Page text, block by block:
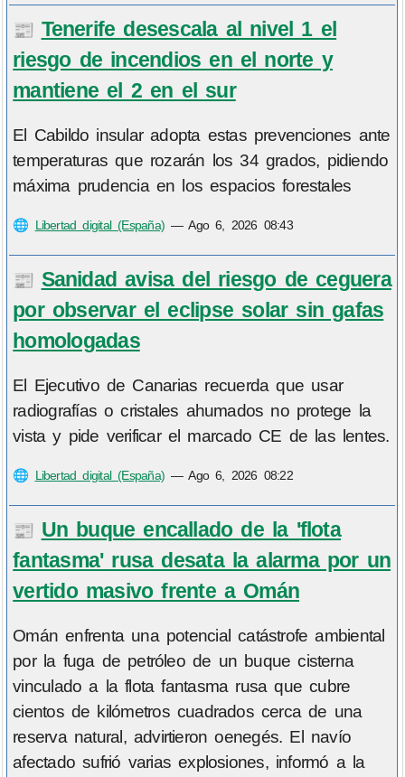
📰 Tenerife desescala al nivel 1 el
riesgo de incendios en el norte y
mantiene el 2 en el sur
El Cabildo insular adopta estas prevenciones ante
temperaturas que rozarán los 34 grados, pidiendo
máxima prudencia en los espacios forestales
🌐 Libertad digital (España) —Ago 6, 2026 08:43
📰 Sanidad avisa del riesgo de ceguera
por observar el eclipse solar sin gafas
homologadas
El Ejecutivo de Canarias recuerda que usar
radiografías o cristales ahumados no protege la
vista y pide verificar el marcado CE de las lentes.
🌐 Libertad digital (España) —Ago 6, 2026 08:22
📰 Un buque encallado de la 'flota
fantasma' rusa desata la alarma por un
vertido masivo frente a Omán
Omán enfrenta una potencial catástrofe ambiental
por la fuga de petróleo de un buque cisterna
vinculado a la flota fantasma rusa que cubre
cientos de kilómetros cuadrados cerca de una
reserva natural, advirtieron oenegés. El navío
afectado sufrió varias explosiones, informó a la